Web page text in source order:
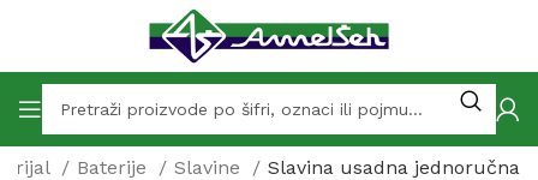
Baterije Slavine Slavina usadna jednoručna